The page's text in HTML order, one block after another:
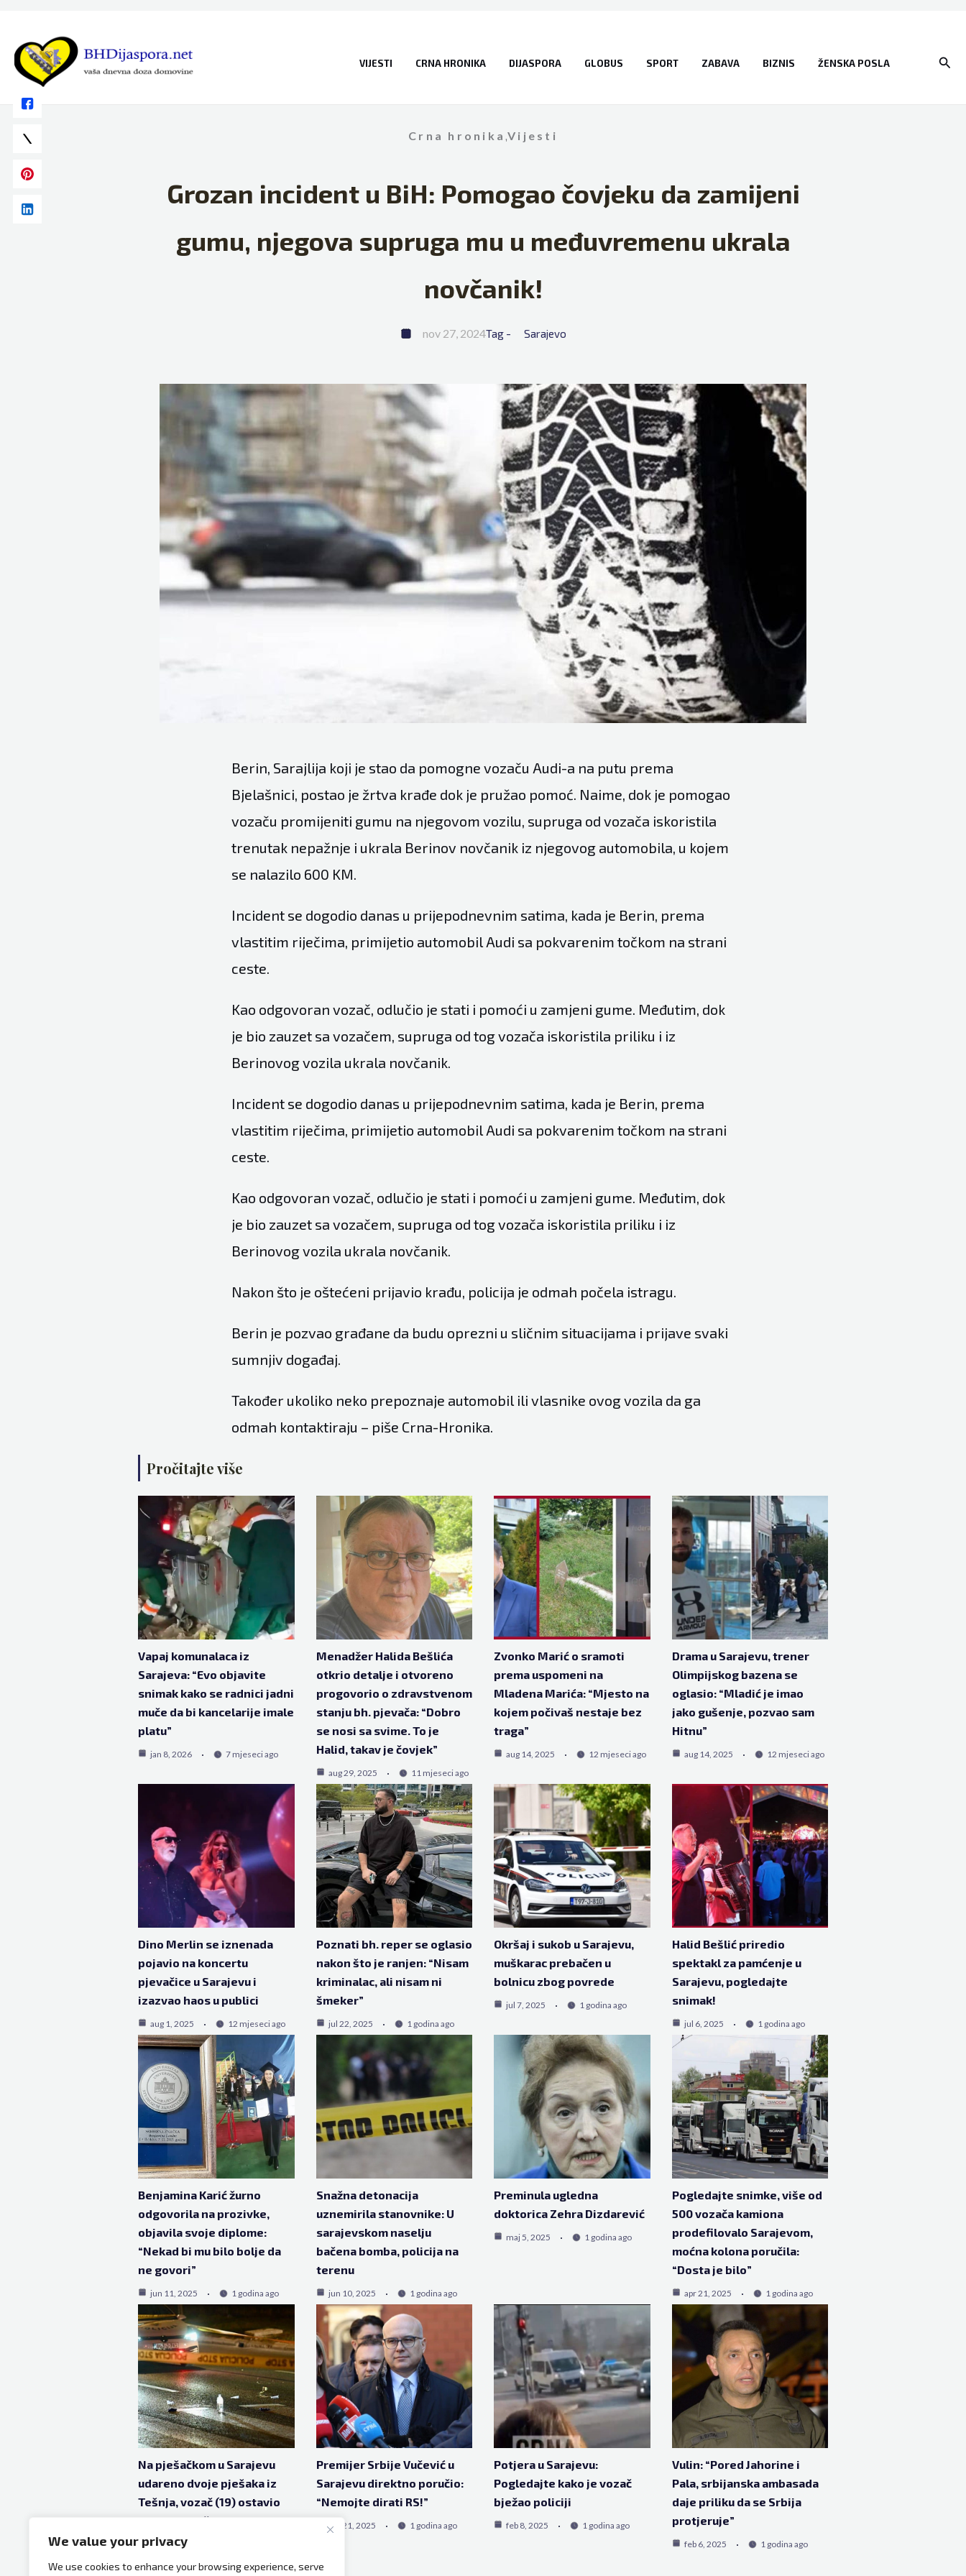
We value your privacy
We use cookies to enhance your browsing experience, serve
content
VIJESTI CRNA HRONIKA DIJASPORA GLOBUS SPORT ZABAVA BIZNIS ŽENSKA POSLA
Crna hronika,Vijesti
Grozan incident u BiH: Pomogao čovjeku da zamijeni
gumu, njegova supruga mu u međuvremenu ukrala
novčanik!
nov 27, 2024Tag - Sarajevo
Berin, Sarajlija koji je stao da pomogne vozaču Audi-a na putu prema
Bjelašnici, postao je žrtva krađe dok je pružao pomoć. Naime, dok je pomogao
vozaču promijeniti gumu na njegovom vozilu, supruga od vozača iskoristila
trenutak nepažnje i ukrala Berinov novčanik iz njegovog automobila, u kojem
se nalazilo 600 KM.
Incident se dogodio danas u prijepodnevnim satima, kada je Berin, prema
vlastitim riječima, primijetio automobil Audi sa pokvarenim točkom na strani
ceste.
Kao odgovoran vozač, odlučio je stati i pomoći u zamjeni gume. Međutim, dok
je bio zauzet sa vozačem, supruga od tog vozača iskoristila priliku i iz
Berinovog vozila ukrala novčanik.
Incident se dogodio danas u prijepodnevnim satima, kada je Berin, prema
vlastitim riječima, primijetio automobil Audi sa pokvarenim točkom na strani
ceste.
Kao odgovoran vozač, odlučio je stati i pomoći u zamjeni gume. Međutim, dok
je bio zauzet sa vozačem, supruga od tog vozača iskoristila priliku i iz
Berinovog vozila ukrala novčanik.
Nakon što je oštećeni prijavio krađu, policija je odmah počela istragu.
Berin je pozvao građane da budu oprezni u sličnim situacijama i prijave svaki
sumnjiv događaj.
Također ukoliko neko prepoznaje automobil ili vlasnike ovog vozila da ga
odmah kontaktiraju – piše Crna-Hronika.
Pročitajte više
Vapaj komunalaca iz
Sarajeva: “Evo objavite
snimak kako se radnici jadni
muče da bi kancelarije imale
platu”
jan 8, 2026 7 mjeseci ago
Menadžer Halida Bešlića
otkrio detalje i otvoreno
progovorio o zdravstvenom
stanju bh. pjevača: “Dobro
se nosi sa svime. To je
Halid, takav je čovjek”
aug 29, 2025 11 mjeseci ago
Zvonko Marić o sramoti
prema uspomeni na
Mladena Marića: “Mjesto na
kojem počivaš nestaje bez
traga”
aug 14, 2025 12 mjeseci ago
Drama u Sarajevu, trener
Olimpijskog bazena se
oglasio: “Mladić je imao
jako gušenje, pozvao sam
Hitnu”
aug 14, 2025 12 mjeseci ago
Dino Merlin se iznenada
pojavio na koncertu
pjevačice u Sarajevu i
izazvao haos u publici
aug 1, 2025 12 mjeseci ago
Poznati bh. reper se oglasio
nakon što je ranjen: “Nisam
kriminalac, ali nisam ni
šmeker”
jul 22, 2025 1 godina ago
Okršaj i sukob u Sarajevu,
muškarac prebačen u
bolnicu zbog povrede
jul 7, 2025 1 godina ago
Halid Bešlić priredio
spektakl za pamćenje u
Sarajevu, pogledajte
snimak!
jul 6, 2025 1 godina ago
Benjamina Karić žurno
odgovorila na prozivke,
objavila svoje diplome:
“Nekad bi mu bilo bolje da
ne govori”
jun 11, 2025 1 godina ago
Snažna detonacija
uznemirila stanovnike: U
sarajevskom naselju
bačena bomba, policija na
terenu
jun 10, 2025 1 godina ago
Preminula ugledna
doktorica Zehra Dizdarević
maj 5, 2025 1 godina ago
Pogledajte snimke, više od
500 vozača kamiona
prodefilovalo Sarajevom,
moćna kolona poručila:
“Dosta je bilo”
apr 21, 2025 1 godina ago
Na pješačkom u Sarajevu
udareno dvoje pješaka iz
Tešnja, vozač (19) ostavio
BMW u garaži i pobjegao
mar 7, 2025
Premijer Srbije Vučević u
Sarajevu direktno poručio:
“Nemojte dirati RS!”
feb 21, 2025 1 godina ago
Potjera u Sarajevu:
Pogledajte kako je vozač
bježao policiji
feb 8, 2025 1 godina ago
Vulin: “Pored Jahorine i
Pala, srbijanska ambasada
daje priliku da se Srbija
protjeruje”
feb 6, 2025 1 godina ago